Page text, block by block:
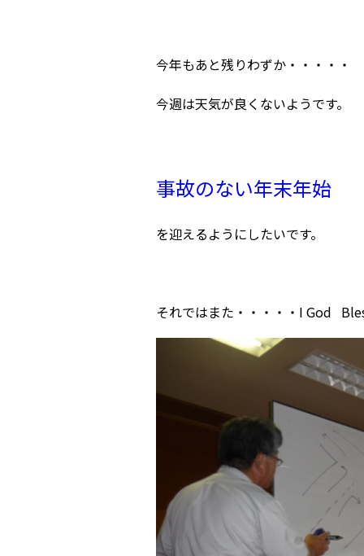
今年もあと残りわずか・・・・・
今週は天気が良くないようです。
事故のない年末年始
を迎えるようにしたいです。
それではまた・・・・・I God